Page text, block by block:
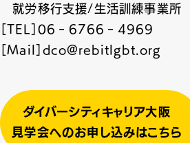
就労移行支援/生活訓練事業所
［TEL］06‐6766‐4969
［Mail］dco@rebitlgbt.org
ダイバーシティキャリア大阪
見学会へのお申し込みはこちら